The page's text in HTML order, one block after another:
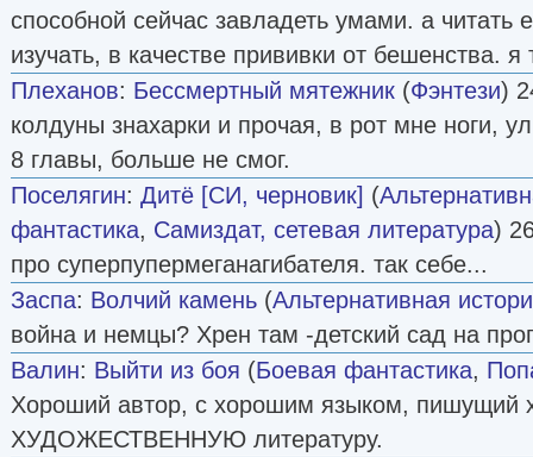
способной сейчас завладеть умами. а читать
изучать, в качестве прививки от бешенства.
Плеханов: Бессмертный мятежник (Фэнтези)
колдуны знахарки и прочая, в рот мне ноги,
8 главы, больше не смог.
Поселягин: Дитё [СИ, черновик] (
фантастика, Самиздат, сетевая литература)
про суперпупермеганагибателя. так себе...
Заспа: Волчий камень (Альтернативная
война и немцы? Хрен там -детский сад на
Валин: Выйти из боя (Боевая фантастика,
Хороший автор, с хорошим языком, пишущий
ХУДОЖЕСТВЕННУЮ литературу.